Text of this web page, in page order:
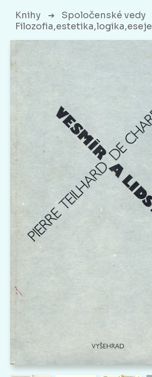
Knihy ➔ Spoločenské vedy
Filozofia,estetika,logika,eseje